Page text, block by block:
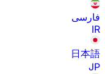
فارسی
IR
日本語
JP